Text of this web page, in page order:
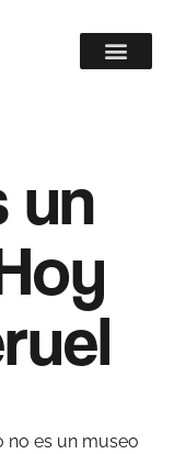
un
no es un museo